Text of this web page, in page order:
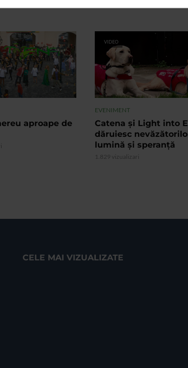
aproape de
VIDEO
EVENIMENT
Catena și Light into
dăruiesc
lumină și speranță
1.829 vizualizari
CELE MAI VIZUALIZATE